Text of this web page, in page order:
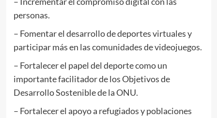
personas.
– Fomentar el desarrollo de deportes virtuales y
participar más en las comunidades de videojuegos.
– Fortalecer el papel del deporte como un
importante facilitador de los Objetivos de
Desarrollo Sostenible de la ONU.
– Fortalecer el apoyo a refugiados y poblaciones